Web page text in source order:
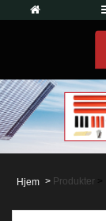
Hjem > Produkter >